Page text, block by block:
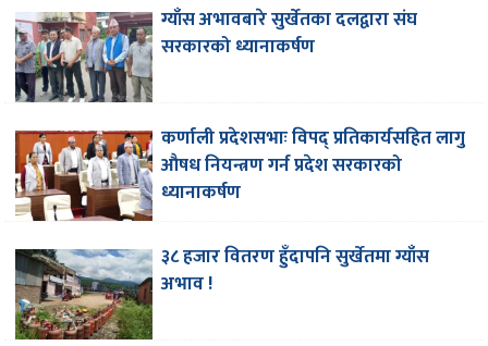
ग्याँस अभावबारे सुर्खेतका दलद्वारा संघ
सरकारको ध्यानाकर्षण
कर्णाली प्रदेशसभाः विपद् प्रतिकार्यसहित लागु
औषध नियन्त्रण गर्न प्रदेश सरकारको
ध्यानाकर्षण
३८ हजार वितरण हुँदापनि सुर्खेतमा ग्याँस
अभाव !